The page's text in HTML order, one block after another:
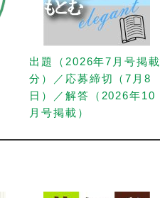
出題（2026年7月号掲載
分）／応募締切（7月8
日）／解答（2026年10
月号掲載）